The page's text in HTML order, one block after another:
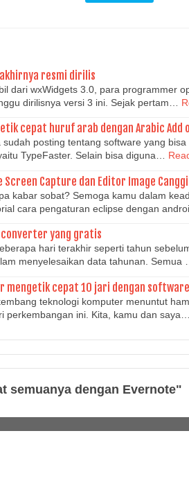
resmi dirilis
dari wxWidgets 3.0, para programmer
dirilisnya versi 3 ini. Sejak pertam…
cepat huruf arab dengan Arabic Add
sudah posting tentang software yang
TypeFaster. Selain bisa diguna…
Screen Capture dan Editor Image
kabar sobat? Semoga kamu dalam
cara pengaturan eclipse dengan
converter yang gratis
hari terakhir seperti tahun
menyelesaikan data tahunan. Semua …
mengetik cepat 10 jari dengan
teknologi komputer menuntut
perkembangan ini. Kita, kamu dan saya…
semuanya dengan Evernote"